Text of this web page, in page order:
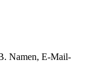
Namen, E-Mail-